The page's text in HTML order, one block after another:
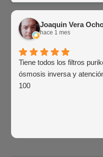
Joaquin Vera
hace 1 mes
Tiene todos los filtros
ósmosis inversa y
100